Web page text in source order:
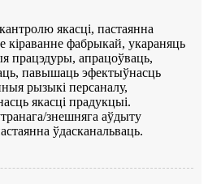
якасці, пастаянна
кіраванне фабрыкай, укараняць
працэдуры, апрацоўваць,
павышаць эфектыўнасць
рызыкі персаналу,
якасці прадукцыі.
знешняга аўдыту
ўдасканальваць.